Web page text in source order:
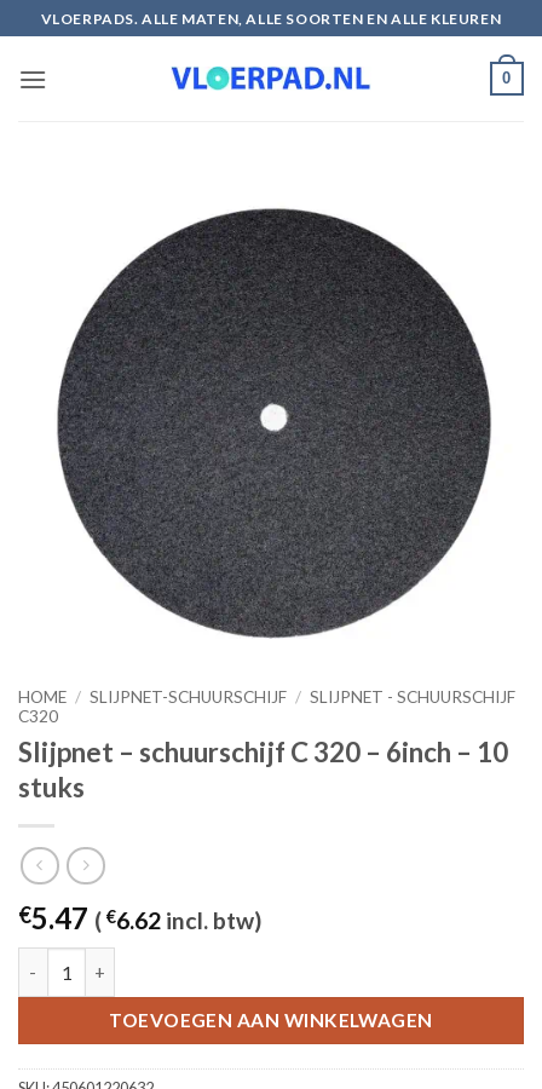
naar
inhoud
VLOERPADS. ALLE MATEN, ALLE SOORTEN EN ALLE KLEUREN
0
HOME / SLIJPNET-SCHUURSCHIJF / SLIJPNET - SCHUURSCHIJF
C320
Slijpnet – schuurschijf C 320 – 6inch – 10
stuks
€5.47 ( €6.62 incl. btw)
TOEVOEGEN AAN WINKELWAGEN